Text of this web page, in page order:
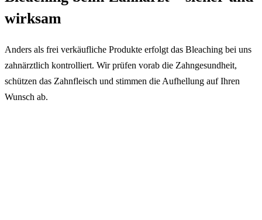
wirksam
Anders als frei verkäufliche Produkte erfolgt das Bleaching bei uns
zahnärztlich kontrolliert. Wir prüfen vorab die Zahngesundheit,
schützen das Zahnfleisch und stimmen die Aufhellung auf Ihren
Wunsch ab.